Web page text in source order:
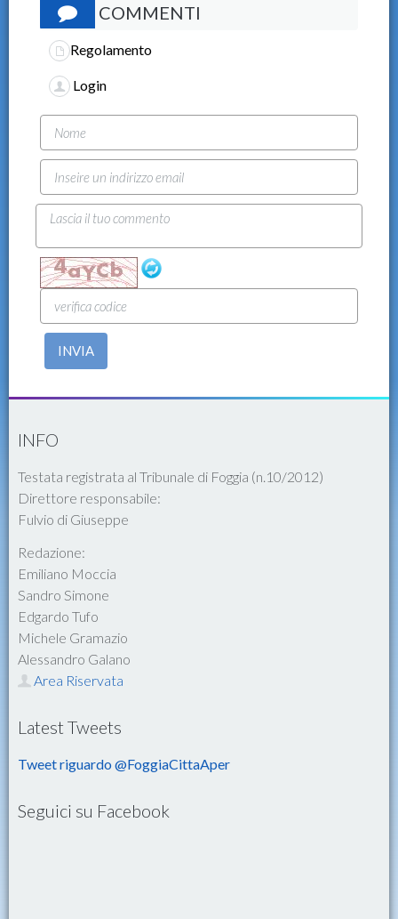
COMMENTI
Regolamento
Login
INVIA
INFO
Testata registrata al Tribunale di Foggia (n.10/2012)
Direttore responsabile:
Fulvio di Giuseppe
Redazione:
Emiliano Moccia
Sandro Simone
Edgardo Tufo
Michele Gramazio
Alessandro Galano
Area Riservata
Latest Tweets
Tweet riguardo @FoggiaCittaAper
Seguici su Facebook